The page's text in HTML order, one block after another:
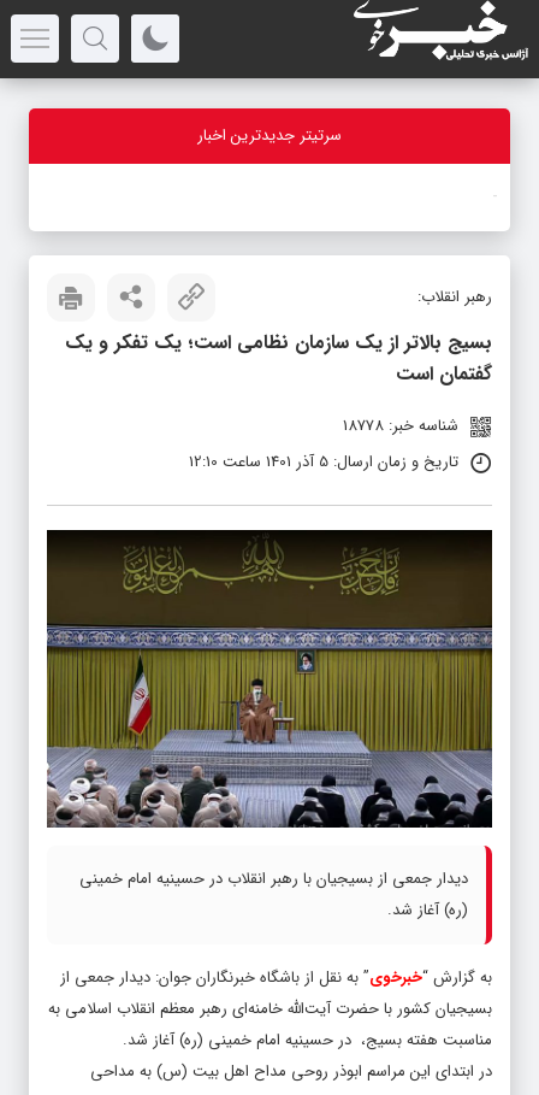
سرتیتر جدیدترین اخبار
-
رهبر انقلاب:
بسیج بالاتر از یک سازمان نظامی است‏؛ یک تفکر و یک
گفتمان است
شناسه خبر: 18778
تاریخ و زمان ارسال: 5 آذر 1401 ساعت 12:10
دیدار جمعی از بسیجیان با رهبر انقلاب در حسینیه امام خمینی
(ره) آغاز شد.
به گزارش “خبرخوی” به نقل از باشگاه خبرنگاران جوان: دیدار جمعی از
بسیجیان کشور با حضرت آیت‌الله خامنه‌ای رهبر معظم انقلاب اسلامی به
مناسبت هفته بسیج، در حسینیه امام خمینی (ره) آغاز شد.
در ابتدای این مراسم ابوذر روحی مداح اهل بیت (س) به مداحی